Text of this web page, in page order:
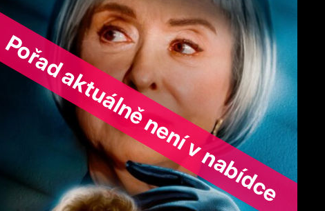
Pořad aktuálně není v nabídce